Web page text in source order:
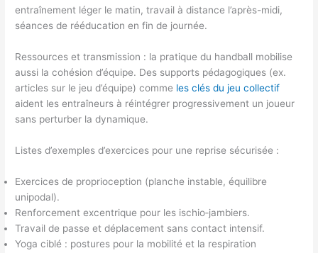
entraînement léger le matin, travail à distance l’après-midi,
séances de rééducation en fin de journée.
Ressources et transmission : la pratique du handball mobilise
aussi la cohésion d’équipe. Des supports pédagogiques (ex.
articles sur le jeu d’équipe) comme les clés du jeu collectif
aident les entraîneurs à réintégrer progressivement un joueur
sans perturber la dynamique.
Listes d’exemples d’exercices pour une reprise sécurisée :
Exercices de proprioception (planche instable, équilibre
unipodal).
Renforcement excentrique pour les ischio‑jambiers.
Travail de passe et déplacement sans contact intensif.
Yoga ciblé : postures pour la mobilité et la respiration